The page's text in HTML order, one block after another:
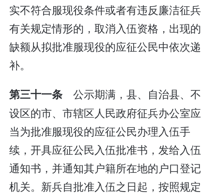
实不符合服现役条件或者有违反廉洁征兵
有关规定情形的，取消入伍资格，出现的
缺额从拟批准服现役的应征公民中依次递
补。
第三十一条 公示期满，县、自治县、不
设区的市、市辖区人民政府征兵办公室应
当为批准服现役的应征公民办理入伍手
续，开具应征公民入伍批准书，发给入伍
通知书，并通知其户籍所在地的户口登记
机关。新兵自批准入伍之日起，按照规定